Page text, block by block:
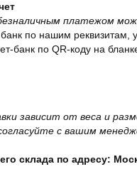
платежом
по нашим реквизитам,
банк по QR-коду на
зависит от веса и
с вашим
склада по адресу: